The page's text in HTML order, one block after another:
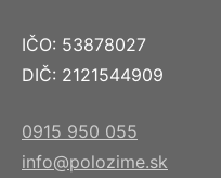
IČO: 53878027
DIČ: 2121544909
0915 950 055
info@polozime.sk